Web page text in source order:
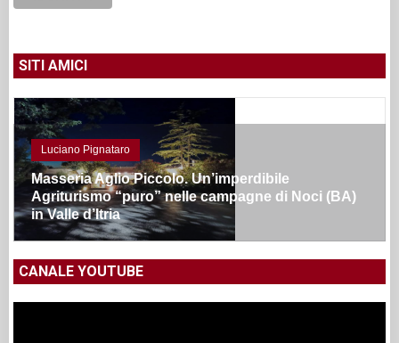
SITI AMICI
Luciano Pignataro
Masseria Aglio Piccolo. Un’imperdibile
Agriturismo “puro” nelle campagne di Noci (BA)
in Valle d’Itria
CANALE YOUTUBE